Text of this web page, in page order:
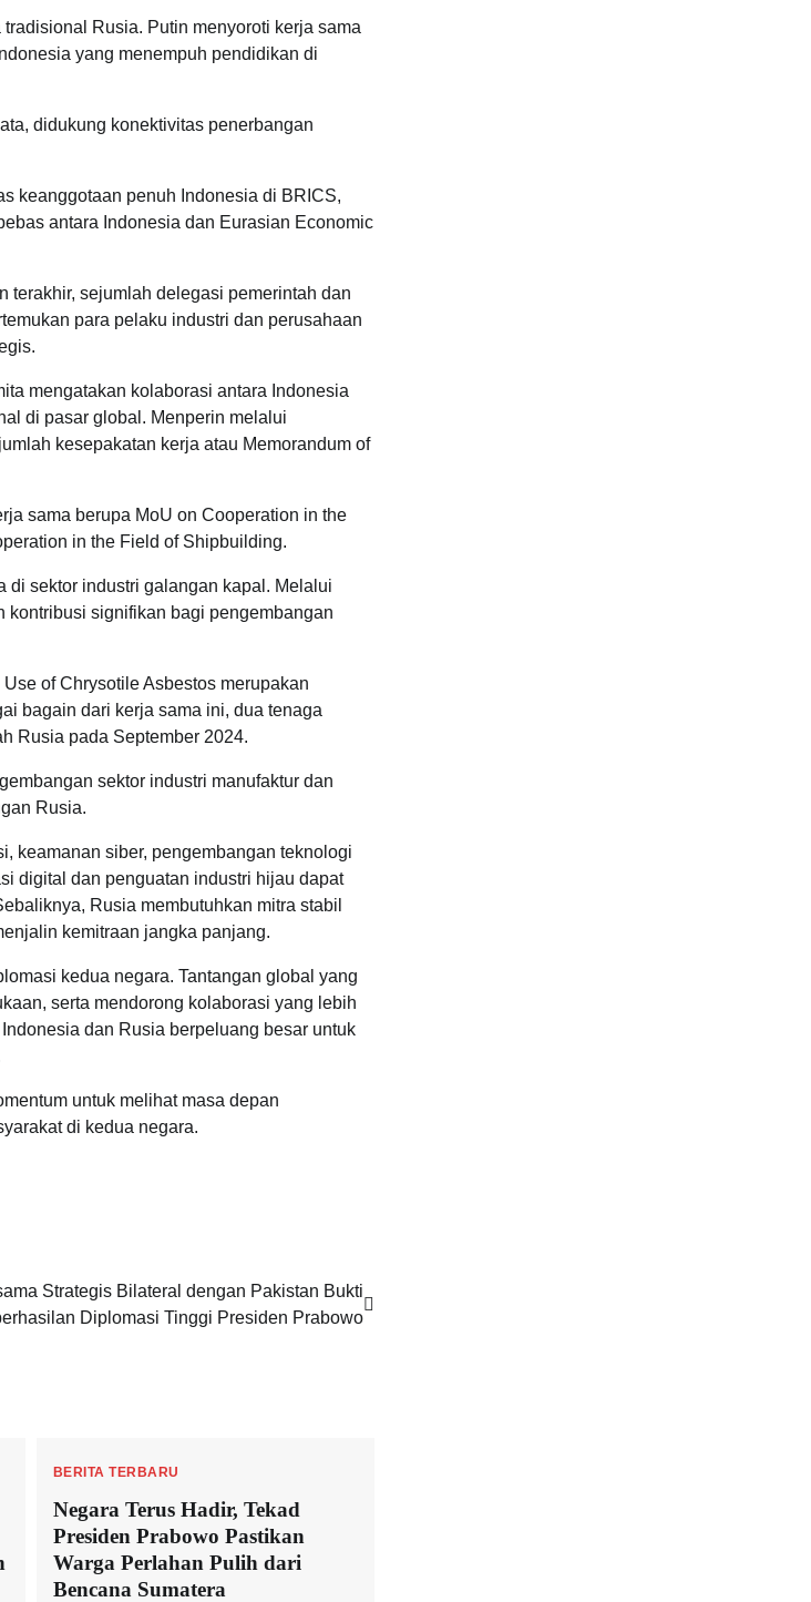
Rusia. Putin menyoroti kerja sama
yang menempuh pendidikan di
didukung konektivitas penerbangan
keanggotaan penuh Indonesia di BRICS,
antara Indonesia dan Eurasian Economic
terakhir, sejumlah delegasi pemerintah dan
para pelaku industri dan perusahaan
mengatakan kolaborasi antara Indonesia
di pasar global. Menperin melalui
kesepakatan kerja atau Memorandum of
sama berupa MoU on Cooperation in the
in the Field of Shipbuilding.
di sektor industri galangan kapal. Melalui
kontribusi signifikan bagi pengembangan
of Chrysotile Asbestos merupakan
bagain dari kerja sama ini, dua tenaga
Rusia pada September 2024.
sektor industri manufaktur dan
Rusia.
keamanan siber, pengembangan teknologi
digital dan penguatan industri hijau dapat
Rusia membutuhkan mitra stabil
kemitraan jangka panjang.
kedua negara. Tantangan global yang
serta mendorong kolaborasi yang lebih
dan Rusia berpeluang besar untuk
untuk melihat masa depan
di kedua negara.
Strategis Bilateral dengan Pakistan Bukti
Diplomasi Tinggi Presiden Prabowo
BERITA TERBARU
Negara Terus Hadir, Tekad
Presiden Prabowo Pastikan
Warga Perlahan Pulih dari
Bencana Sumatera